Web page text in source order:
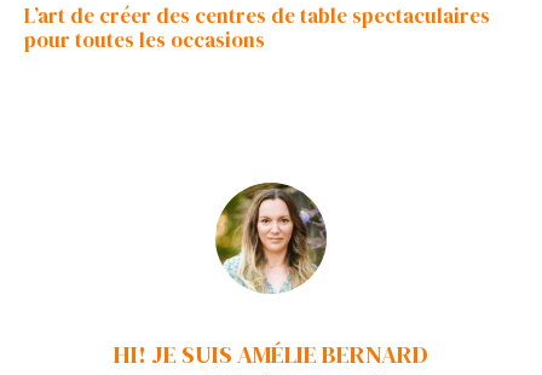
L’art de créer des centres de table spectaculaires
pour toutes les occasions
HI! JE SUIS AMÉLIE BERNARD